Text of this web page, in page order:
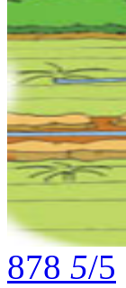
878 5/5